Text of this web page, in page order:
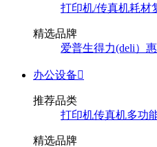
打印机/传真机耗材
精选品牌
爱普生得力(deli）
办公设备
推荐品类
打印机传真机多功
精选品牌